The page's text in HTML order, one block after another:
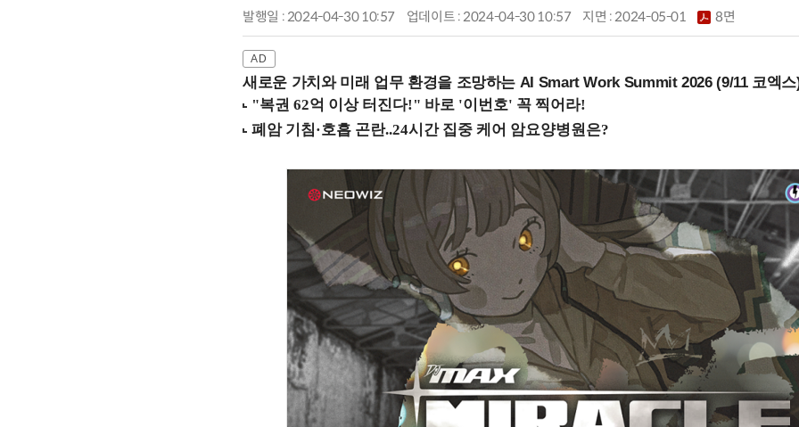
발행일 : 2024-04-30 10:57 업데이트 : 2024-04-30 10:57 지면 :2024-05-01 8면
새로운 가치와 미래 업무 환경을 조망하는 AI Smart Work Summit 2026 (9/11 코엑